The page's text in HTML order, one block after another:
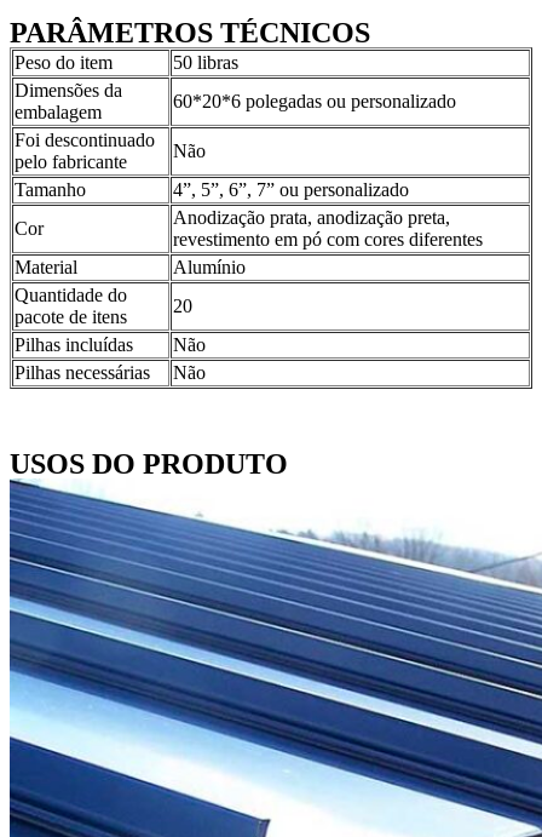
PARÂMETROS TÉCNICOS
Peso do item
50 libras
Dimensões da
embalagem
60*20*6 polegadas ou personalizado
Foi descontinuado
pelo fabricante
Não
Tamanho
4”, 5”, 6”, 7” ou personalizado
Cor
Anodização prata, anodização preta,
revestimento em pó com cores diferentes
Material
Alumínio
Quantidade do
pacote de itens
20
Pilhas incluídas
Não
Pilhas necessárias
Não
USOS DO PRODUTO